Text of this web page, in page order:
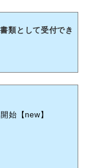
類として受付でき
始【new】